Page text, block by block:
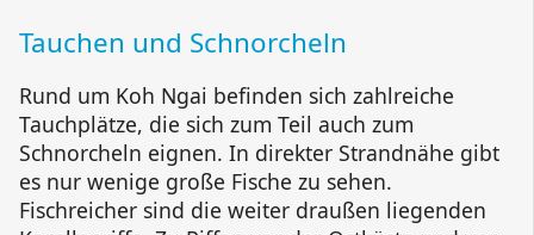
Tauchen und Schnorcheln
Rund um Koh Ngai befinden sich zahlreiche
Tauchplätze, die sich zum Teil auch zum
Schnorcheln eignen. In direkter Strandnähe gibt
es nur wenige große Fische zu sehen.
Fischreicher sind die weiter draußen liegenden